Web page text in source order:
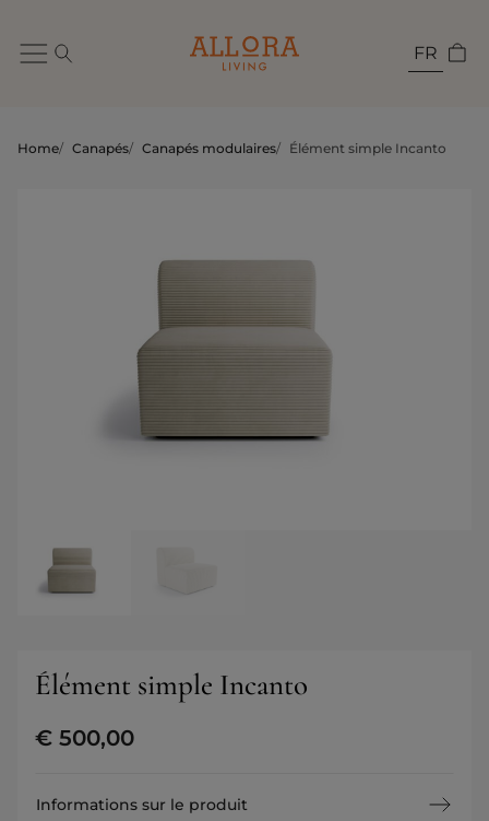
FR
Home/ Canapés/ Canapés modulaires/ Élément simple Incanto
Élément simple Incanto
€ 500,00
Informations sur le produit